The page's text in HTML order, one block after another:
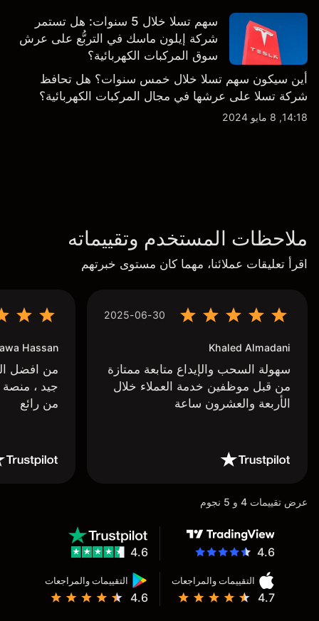
سهم تسلا خلال 5 سنوات: هل تستمر
شركة إيلون ماسك في التربُّع على عرش
سوق المركبات الكهربائية؟
أين سيكون سهم تسلا خلال خمس سنوات؟ هل تحافظ
شركة تسلا على عرشها في مجال المركبات الكهربائية؟
14:18, 8 مايو 2024
ملاحظات المستخدم وتقييماته
اقرأ تعليقات عملائنا، مهما كان مستوى خبرتهم
2025-06-30
Khaled Almadani
سهولة السحب والإيداع متابعة ممتازة
من قبل موظفين خدمة العملاء خلال
الأربعة والعشرون ساعة
Hassan
من افضل
جيد ،
من رائع
عرض تقييمات 4 و 5 نجوم
4.6
التقييمات والمراجعات
4.7
التقييمات والمراجعات
4.6
4.6